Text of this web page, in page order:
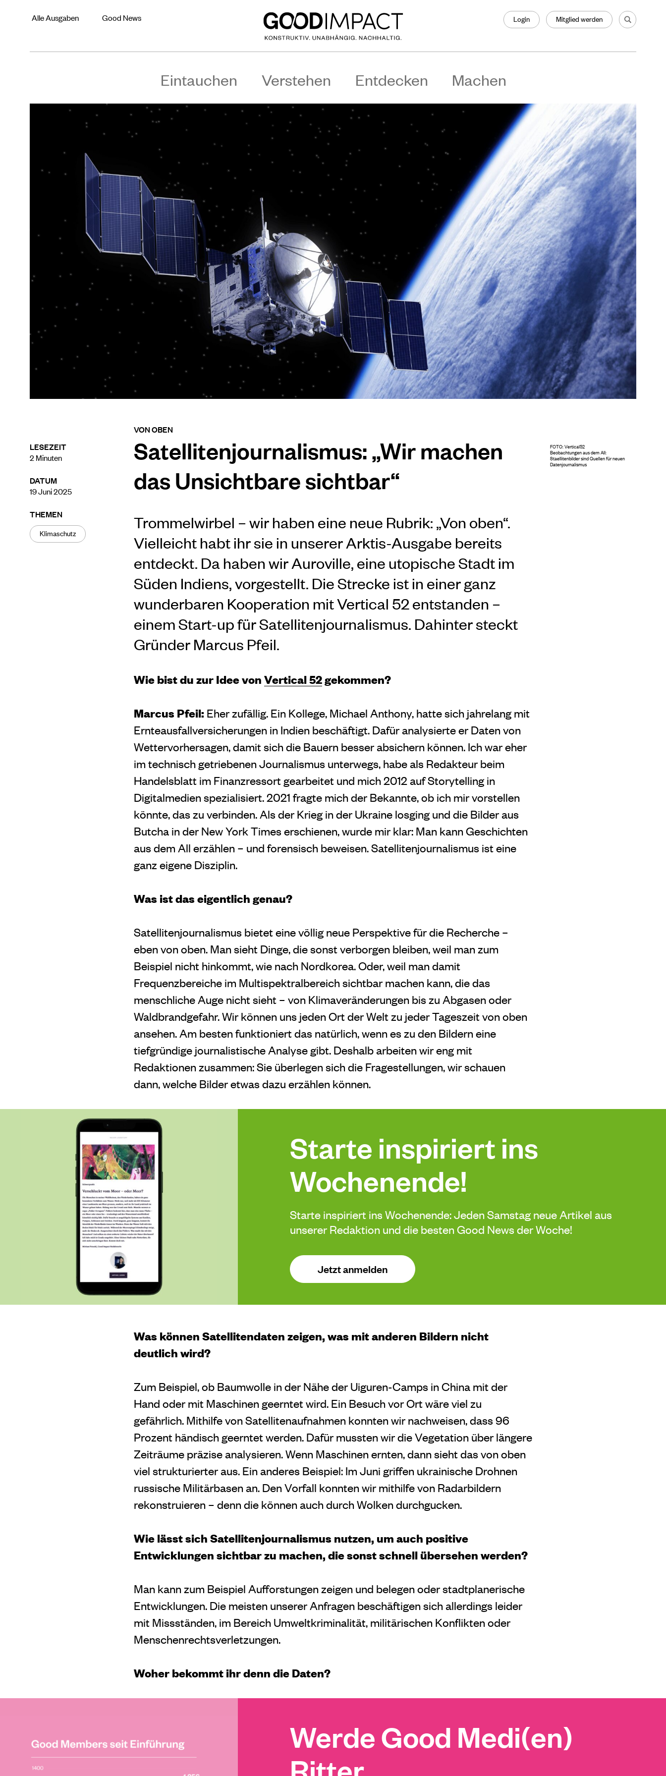
Alle Ausgaben Good News Login Mitglied werden
Eintauchen Verstehen Entdecken Machen
LESEZEIT
2 Minuten
DATUM
19 Juni 2025
THEMEN
Klimaschutz
VON OBEN
Satellitenjournalismus: „Wir machen
das Unsichtbare sichtbar“
Trommelwirbel – wir haben eine neue Rubrik: „Von oben“.
Vielleicht habt ihr sie in unserer Arktis-Ausgabe bereits
entdeckt. Da haben wir Auroville, eine utopische Stadt im
Süden Indiens, vorgestellt. Die Strecke ist in einer ganz
wunderbaren Kooperation mit Vertical 52 entstanden –
einem Start-up für Satellitenjournalismus. Dahinter steckt
Gründer Marcus Pfeil.
Wie bist du zur Idee vonVertical 52gekommen?
Marcus Pfeil: Eher zufällig. Ein Kollege, Michael Anthony, hatte sich jahrelang mit
Ernteausfallversicherungen in Indien beschäftigt. Dafür analysierte er Daten von
Wettervorhersagen, damit sich die Bauern besser absichern können. Ich war eher
im technisch getriebenen Journalismus unterwegs, habe als Redakteur beim
Handelsblatt im Finanzressort gearbeitet und mich 2012 auf Storytelling in
Digitalmedien spezialisiert. 2021 fragte mich der Bekannte, ob ich mir vorstellen
könnte, das zu verbinden. Als der Krieg in der Ukraine losging und die Bilder aus
Butcha in der New York Times erschienen, wurde mir klar: Man kann Geschichten
aus dem All erzählen – und forensisch beweisen. Satellitenjournalismus ist eine
ganz eigene Disziplin.
Was ist das eigentlich genau?
Satellitenjournalismus bietet eine völlig neue Perspektive für die Recherche –
eben von oben. Man sieht Dinge, die sonst verborgen bleiben, weil man zum
Beispiel nicht hinkommt, wie nach Nordkorea. Oder, weil man damit
Frequenzbereiche im Multispektralbereich sichtbar machen kann, die das
menschliche Auge nicht sieht – von Klimaveränderungen bis zu Abgasen oder
Waldbrandgefahr. Wir können uns jeden Ort der Welt zu jeder Tageszeit von oben
ansehen. Am besten funktioniert das natürlich, wenn es zu den Bildern eine
tiefgründige journalistische Analyse gibt. Deshalb arbeiten wir eng mit
Redaktionen zusammen: Sie überlegen sich die Fragestellungen, wir schauen
dann, welche Bilder etwas dazu erzählen können.
Starte inspiriert ins
Wochenende!
Starte inspiriert ins Wochenende: Jeden Samstag neue Artikel aus
unserer Redaktion und die besten Good News der Woche!
Jetzt anmelden
Was können Satellitendaten zeigen, was mit anderen Bildern nicht
deutlich wird?
Zum Beispiel, ob Baumwolle in der Nähe der Uiguren-Camps in China mit der
Hand oder mit Maschinen geerntet wird. Ein Besuch vor Ort wäre viel zu
gefährlich. Mithilfe von Satellitenaufnahmen konnten wir nachweisen, dass 96
Prozent händisch geerntet werden. Dafür mussten wir die Vegetation über längere
Zeiträume präzise analysieren. Wenn Maschinen ernten, dann sieht das von oben
viel strukturierter aus. Ein anderes Beispiel: Im Juni griffen ukrainische Drohnen
russische Militärbasen an. Den Vorfall konnten wir mithilfe von Radarbildern
rekonstruieren – denn die können auch durch Wolken durchgucken.
Wie lässt sich Satellitenjournalismus nutzen, um auch positive
Entwicklungen sichtbar zu machen, die sonst schnell übersehen werden?
Man kann zum Beispiel Aufforstungen zeigen und belegen oder stadtplanerische
Entwicklungen. Die meisten unserer Anfragen beschäftigen sich allerdings leider
mit Missständen, im Bereich Umweltkriminalität, militärischen Konflikten oder
Menschenrechtsverletzungen.
Woher bekommt ihr denn die Daten?
Werde Good Medi(en)
FOTO: Vertical52
Beobachtungen aus dem All:
Staellitenbilder sind Quellen für neuen
Datenjournalismus